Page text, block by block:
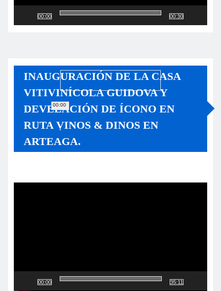
00:00
00:00
00:30
INAUGURACIÓN DE LA CASA
VITIVINÍCOLA GUIDOVA Y
DEVELACIÓN DE ÍCONO EN
RUTA VINOS & DINOS EN
ARTEAGA.
00:00 35:11